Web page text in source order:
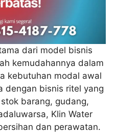
dari model bisnis
kemudahannya dalam
kebutuhan modal awal
dengan bisnis ritel yang
barang, gudang,
Klin Water
dan perawatan.